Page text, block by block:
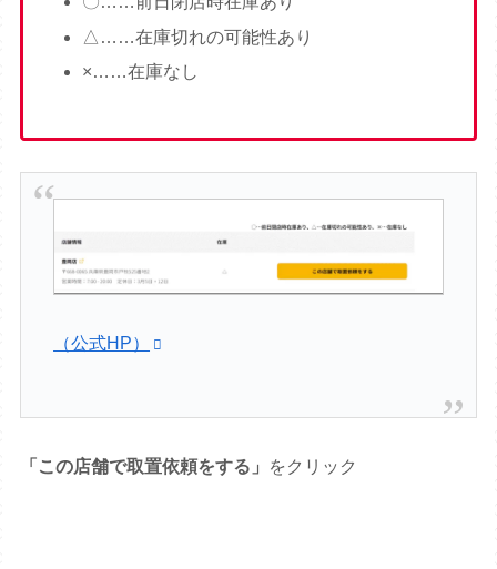
△……在庫切れの可能性あり
×……在庫なし
（公式HP）
「この店舗で取置依頼をする」 をクリック